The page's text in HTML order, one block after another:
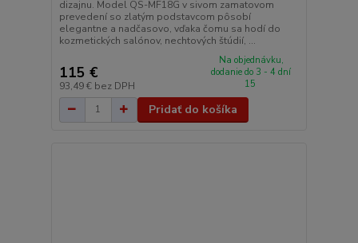
dizajnu. Model QS-MF18G v sivom zamatovom
prevedení so zlatým podstavcom pôsobí
elegantne a nadčasovo, vďaka čomu sa hodí do
kozmetických salónov, nechtových štúdií, ...
115 €
93,49 € bez DPH
Na objednávku,
dodanie do 3 - 4 dní
15
Pridať do košíka